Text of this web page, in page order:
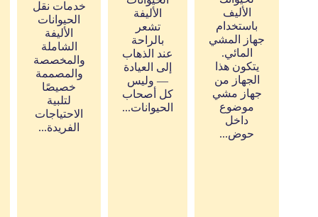
الأليف
باستخدام
جهاز المشي
المائي.
يتكون هذا
الجهاز من
جهاز مشي
موضوع
داخل
حوض...
الأليفة
تشعر
بالراحة
عند الذهاب
إلى العيادة
— وليس
كل أصحاب
الحيوانات...
خدمات نقل
الحيوانات
الأليفة
الشاملة
والمخصصة
والمصممة
خصيصًا
لتلبية
الاحتياجات
الفريدة...